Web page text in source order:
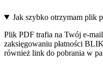
Jak szybko otrzymam plik
Plik PDF trafia na Twój e-
zaksięgowaniu płatności
również link do pobrania w